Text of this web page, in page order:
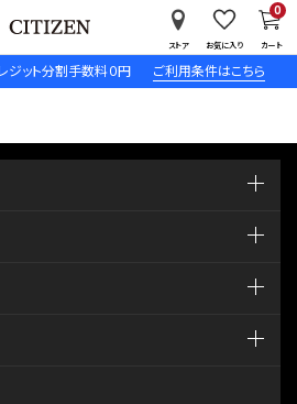
ジット分割手数料０円 ご利用条件はこちら
ストア お気に入り カート
0